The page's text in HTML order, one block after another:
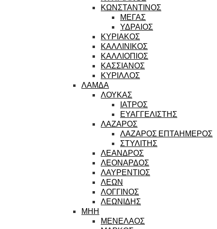
ΚΩΝΣΤΑΝΤΙΝΟΣ
ΜΕΓΑΣ
ΥΔΡΑΙΟΣ
ΚΥΡΙΑΚΟΣ
ΚΑΛΛΙΝΙΚΟΣ
ΚΑΛΛΙΟΠΙΟΣ
ΚΑΣΣΙΑΝΟΣ
ΚΥΡΙΛΛΟΣ
ΛΑΜΔΑ
ΛΟΥΚΑΣ
ΙΑΤΡΟΣ
ΕΥΑΓΓΕΛΙΣΤΗΣ
ΛΑΖΑΡΟΣ
ΛΑΖΑΡΟΣ ΕΠΤΑΗΜΕΡΟΣ
ΣΤΥΛΙΤΗΣ
ΛΕΑΝΔΡΟΣ
ΛΕΟΝΑΡΔΟΣ
ΛΑΥΡΕΝΤΙΟΣ
ΛΕΩΝ
ΛΟΓΓΙΝΟΣ
ΛΕΩΝΙΔΗΣ
ΜΗΗ
ΜΕΝΕΛΑΟΣ